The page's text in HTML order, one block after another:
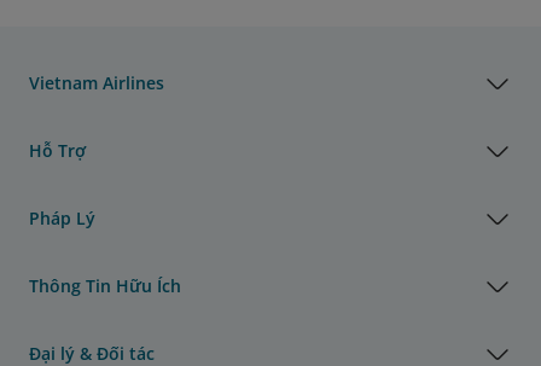
Vietnam Airlines
Hỗ Trợ
Pháp Lý
Thông Tin Hữu Ích
Đại lý & Đối tác